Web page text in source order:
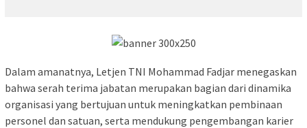
Dalam amanatnya, Letjen TNI Mohammad Fadjar menegaskan
bahwa serah terima jabatan merupakan bagian dari dinamika
organisasi yang bertujuan untuk meningkatkan pembinaan
personel dan satuan, serta mendukung pengembangan karier